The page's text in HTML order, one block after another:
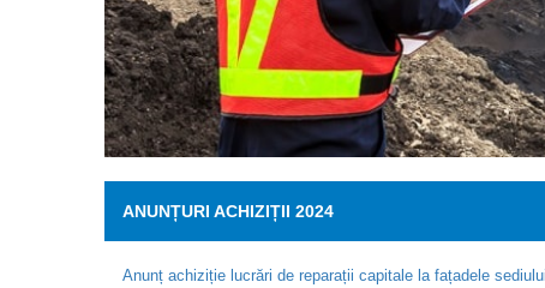
ANUNȚURI ACHIZIȚII 2024
Anunț achiziție lucrări de reparații capitale la fațadele